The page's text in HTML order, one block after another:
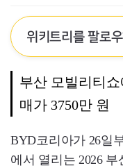
위키트리를 팔로
부산 모빌리티
매가 3750만 원
BYD코리아가 26일
에서 열리는 2026